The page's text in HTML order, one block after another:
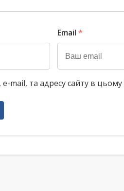
Email *
e-mail, та адресу сайту в